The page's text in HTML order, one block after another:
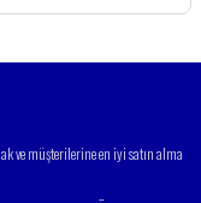
ve müşterilerine en iyi satın alma